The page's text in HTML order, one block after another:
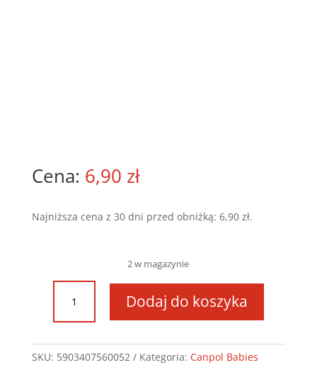
6,90 zł
Najniższa cena z 30 dni przed obniżką: 6,90 zł.
2 w magazynie
ilość
Silikonowy
ustnik/rurka
do
Dodaj do koszyka
SKU: 5903407560052 Kategoria: Canpol Babies